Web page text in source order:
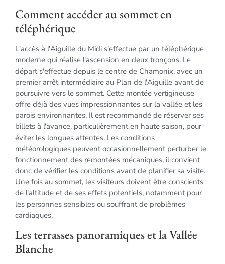
Comment accéder au sommet en
téléphérique
L'accès à l'Aiguille du Midi s'effectue par un téléphérique
moderne qui réalise l'ascension en deux tronçons. Le
départ s'effectue depuis le centre de Chamonix, avec un
premier arrêt intermédiaire au Plan de l'Aiguille avant de
poursuivre vers le sommet. Cette montée vertigineuse
offre déjà des vues impressionnantes sur la vallée et les
parois environnantes. Il est recommandé de réserver ses
billets à l'avance, particulièrement en haute saison, pour
éviter les longues attentes. Les conditions
météorologiques peuvent occasionnellement perturber le
fonctionnement des remontées mécaniques, il convient
donc de vérifier les conditions avant de planifier sa visite.
Une fois au sommet, les visiteurs doivent être conscients
de l'altitude et de ses effets potentiels, notamment pour
les personnes sensibles ou souffrant de problèmes
cardiaques.
Les terrasses panoramiques et la Vallée
Blanche